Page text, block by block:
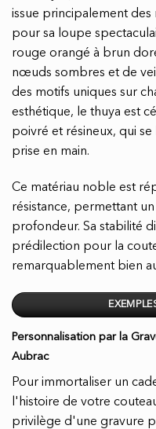
issue principalement des
pour sa loupe
rouge orangé à brun
nœuds sombres et de
des motifs uniques sur
esthétique, le thuya est
poivré et résineux, qui
prise en main.
Ce matériau noble est
résistance, permettant
profondeur. Sa stabilité
prédilection pour la
remarquablement bien
Personnalisation par la
Aubrac
Pour immortaliser un
l'histoire de votre
privilège d'une gravure